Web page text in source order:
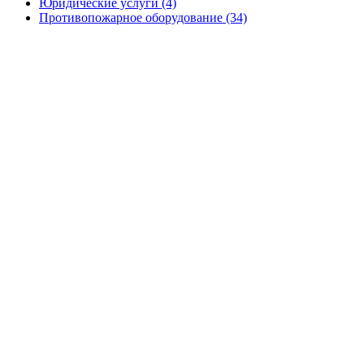
Юридические услуги (4)
Противопожарное оборудование (34)